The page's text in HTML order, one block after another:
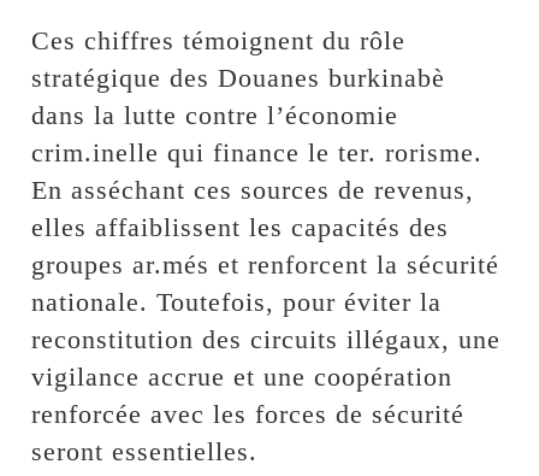
Ces chiffres témoignent du rôle
stratégique des Douanes burkinabè
dans la lutte contre l’économie
crim.inelle qui finance le ter. rorisme.
En asséchant ces sources de revenus,
elles affaiblissent les capacités des
groupes ar.més et renforcent la sécurité
nationale. Toutefois, pour éviter la
reconstitution des circuits illégaux, une
vigilance accrue et une coopération
renforcée avec les forces de sécurité
seront essentielles.